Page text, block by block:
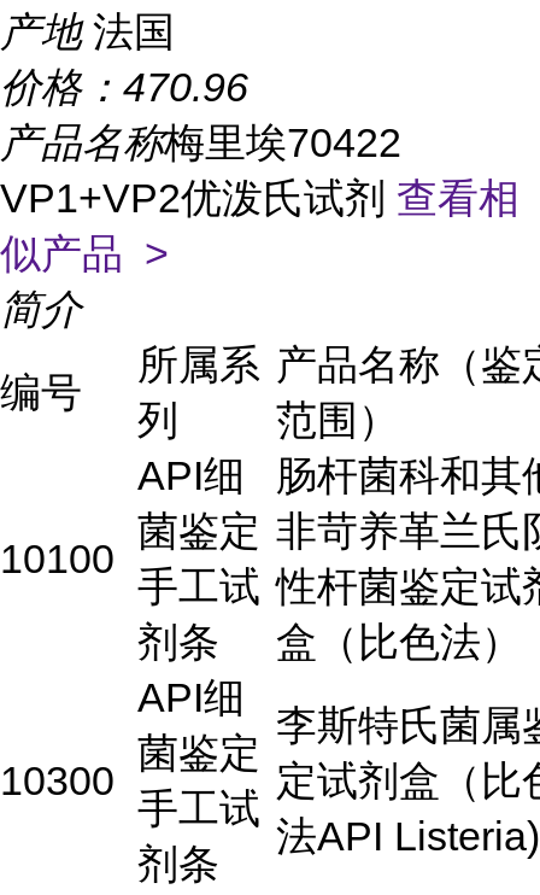
产地 法国
价格： 470.96
产品名称梅里埃70422
VP1+VP2优泼氏试剂 查看相
似产品 >
简介
编号
所属系
列
产品名称（鉴
范围）
10100
API细
菌鉴定
手工试
剂条
肠杆菌科和其
非苛养革兰氏
性杆菌鉴定试
盒（比色法）
10300
API细
菌鉴定
手工试
剂条
李斯特氏菌属
定试剂盒（比
法API Listeria)